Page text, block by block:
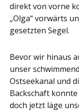
direkt von vorne
„Olga“ vorwärts
gesetzten Segel.
Bevor wir hinaus
unser
Ostseekanal und
Backschaft konnte
doch jetzt läge